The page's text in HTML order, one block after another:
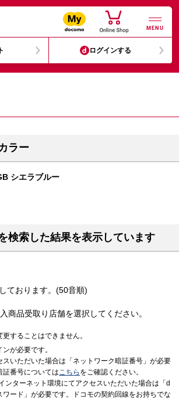
MENU
ログインする
ラー
シエラブルー
検索した結果を表示しています
ております。(50音順)
商品受取り店舗を選択してください。
することはできません。
が必要です。
スいただいた場合は「ネットワーク暗証番号」が必要
証番号についてはこちら をご確認ください。
ンターネット環境にてアクセスいただいた場合は「d
ワード」が必要です。ドコモの契約回線をお持ちでな